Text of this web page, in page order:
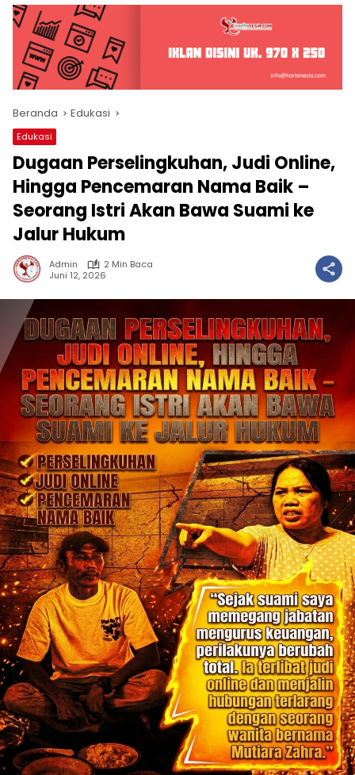
Beranda Edukasi
Edukasi
Dugaan Perselingkuhan, Judi Online,
Hingga Pencemaran Nama Baik –
Seorang Istri Akan Bawa Suami ke
Jalur Hukum
Admin
2 Min Baca
Juni 12, 2026